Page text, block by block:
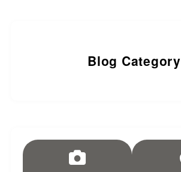
Blog Category